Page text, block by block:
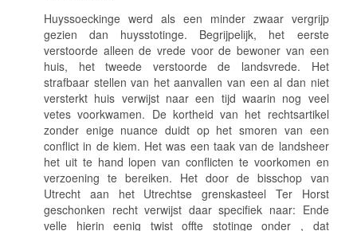
Huyssoeckinge werd als een minder zwaar vergrijp
gezien dan huysstotinge. Begrijpelijk, het eerste
verstoorde alleen de vrede voor de bewoner van een
huis, het tweede verstoorde de landsvrede. Het
strafbaar stellen van het aanvallen van een al dan niet
versterkt huis verwijst naar een tijd waarin nog veel
vetes voorkwamen. De kortheid van het rechtsartikel
zonder enige nuance duidt op het smoren van een
conflict in de kiem. Het was een taak van de landsheer
het uit te hand lopen van conflicten te voorkomen en
verzoening te bereiken. Het door de bisschop van
Utrecht aan het Utrechtse grenskasteel Ter Horst
geschonken recht verwijst daar specifiek naar: Ende
velle hierin eenig twist offte stotinge onder , dat